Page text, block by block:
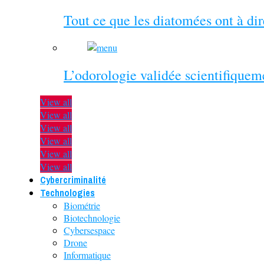
Tout ce que les diatomées ont à
L’odorologie validée
View all
View all
View all
View all
View all
View all
Cybercriminalité
Technologies
Biométrie
Biotechnologie
Cybersespace
Drone
Informatique